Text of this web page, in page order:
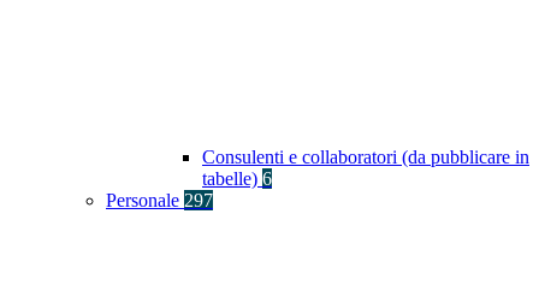
Consulenti e collaboratori (da pubblicare in
tabelle) 6
Personale 297